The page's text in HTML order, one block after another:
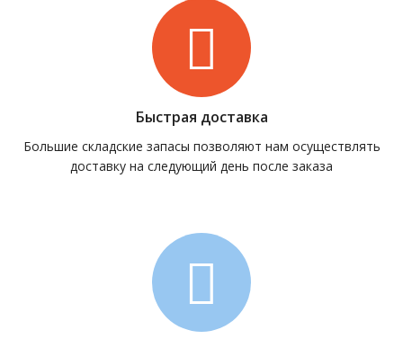
Быстрая доставка
Большие складские запасы позволяют нам осуществлять
доставку на следующий день после заказа